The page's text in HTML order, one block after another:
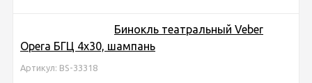
Бинокль театральный Veber
Opera БГЦ 4x30, шампань
Артикул: BS-33318